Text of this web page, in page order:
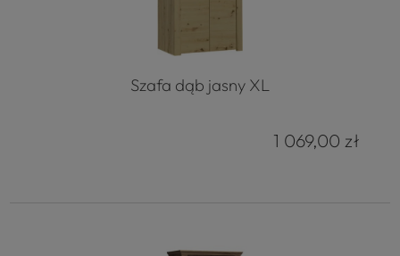
Szafa dąb jasny XL
1 069,00 zł